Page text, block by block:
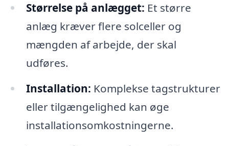
Størrelse på anlægget: Et større
anlæg kræver flere solceller og
mængden af arbejde, der skal
udføres.
Installation: Komplekse tagstrukturer
eller tilgængelighed kan øge
installationsomkostningerne.